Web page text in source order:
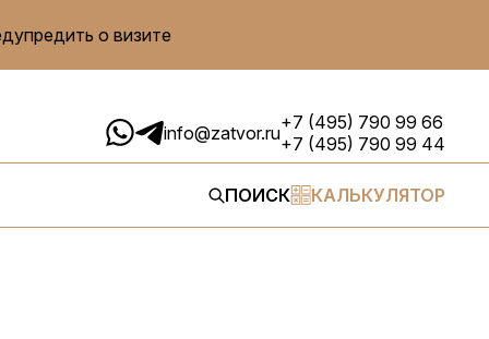
о визите
info@zatvor.ru+7 (495) 790 99 66
+7 (495) 790 99 44
ПОИСК КАЛЬКУЛЯТОР